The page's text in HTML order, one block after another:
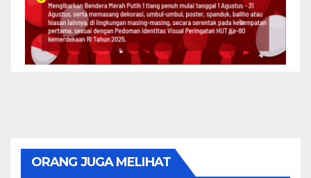
ORANG JUGA MELIHAT